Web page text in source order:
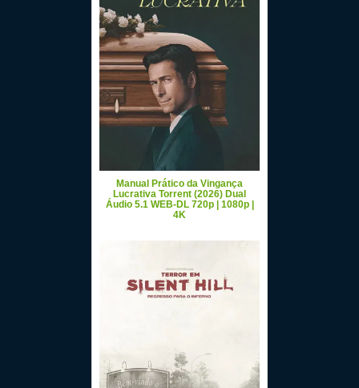
Manual Prático da Vingança
Lucrativa Torrent (2026) Dual
Áudio 5.1 WEB-DL 720p | 1080p |
4K